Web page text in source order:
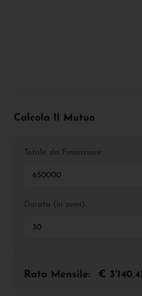
Calcola Il Mutuo
Totale da Finanziare:
Durata (in anni):
Rata Mensile: € 3'140,41